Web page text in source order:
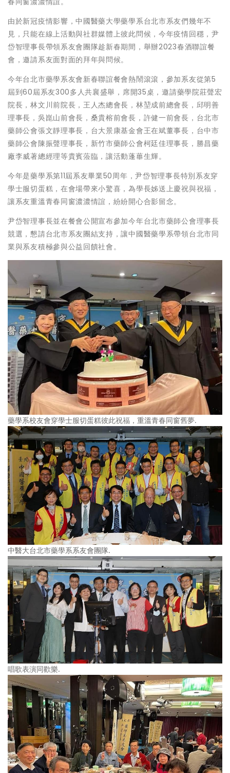
由於新冠疫情影響，中國醫藥大學藥學系台北市系友們幾年不
見，只能在線上活動與社群媒體上彼此問候，今年疫情回穩，尹
岱智理事長帶領系友會團隊趁新春期間，舉辦2023春酒聯誼餐
會，邀請系友面對面的拜年與問候。
今年台北市藥學系友會新春聯誼餐會熱鬧滾滾，參加系友從第5
屆到60屆系友300多人共襄盛舉，席開35桌，邀請藥學院莊聲宏
院長，林文川前院長，王人杰總會長，林堃成前總會長，邱明善
理事長，吳崑山前會長，桑貴榕前會長，許健一前會長，台北市
藥師公會張文靜理事長，台大景康基金會王在斌董事長，台中市
藥師公會陳振聲理事長，新竹市藥師公會柯廷佳理事長，勝昌藥
廠李威著總經理等貴賓蒞臨，讓活動蓬蓽生輝。
今年是藥學系第11屆系友畢業50周年，尹岱智理事長特別系友穿
學士服切蛋糕，在會場帶來小驚喜，為學長姊送上慶祝與祝福，
讓系友重溫青春同窗濃濃情誼，紛紛開心合影留念。
尹岱智理事長並在餐會公開宣布參加今年台北市藥師公會理事長
競選，懇請台北市系友團結支持，讓中國醫藥學系帶領台北市同
業與系友積極參與公益回饋社會。
藥學系校友會穿學士服切蛋糕彼此祝福，重溫青春同窗舊夢.
中醫大台北市藥學系系友會團隊.
唱歌表演同歡樂.